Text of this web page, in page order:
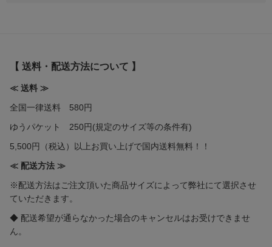
【 送料・配送方法について 】
≪ 送料 ≫
全国一律送料 580円
ゆうパケット 250円(規定のサイズ等の条件有)
5,500円（税込）以上お買い上げで国内送料無料！！
≪ 配送方法 ≫
※配送方法はご注文頂いた商品サイズによって弊社にて選択させ
ていただきます。
◆ 配送希望が通らなかった場合のキャンセルはお受けできませ
ん。